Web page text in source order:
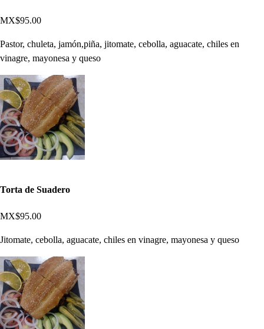
MX$95.00
Pastor, chuleta, jamón,piña, jitomate, cebolla, aguacate, chiles en
vinagre, mayonesa y queso
Torta de Suadero
MX$95.00
Jitomate, cebolla, aguacate, chiles en vinagre, mayonesa y queso